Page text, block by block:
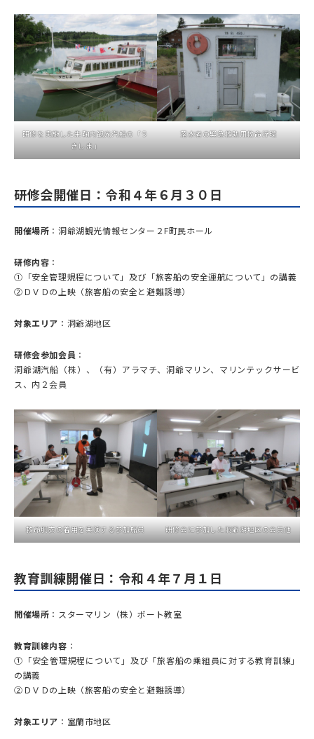
研修を実施した朱鞠内観光汽船の「う
きしま」
落水者の緊急救助用救命浮環
研修会開催日：令和４年６月３０日
開催場所 ：洞爺湖観光情報センター２F町民ホール
研修内容 ：
①「安全管理規程について」及び「旅客船の安全運航について」の講義
②ＤＶＤの上映（旅客船の安全と避難誘導）
対象エリア ：洞爺湖地区
研修会参加会員 ：
洞爺湖汽船（株）、（有）アラマチ、洞爺マリン、マリンテックサービ
ス、内２会員
救命胴衣の着用を実演する参加船員 研修会に参加した洞爺湖地区の会員他
教育訓練開催日：令和４年７月１日
開催場所 ：スターマリン（株）ボート教室
教育訓練内容 ：
①「安全管理規程について」及び「旅客船の乗組員に対する教育訓練」
の講義
②ＤＶＤの上映（旅客船の安全と避難誘導）
対象エリア ：室蘭市地区